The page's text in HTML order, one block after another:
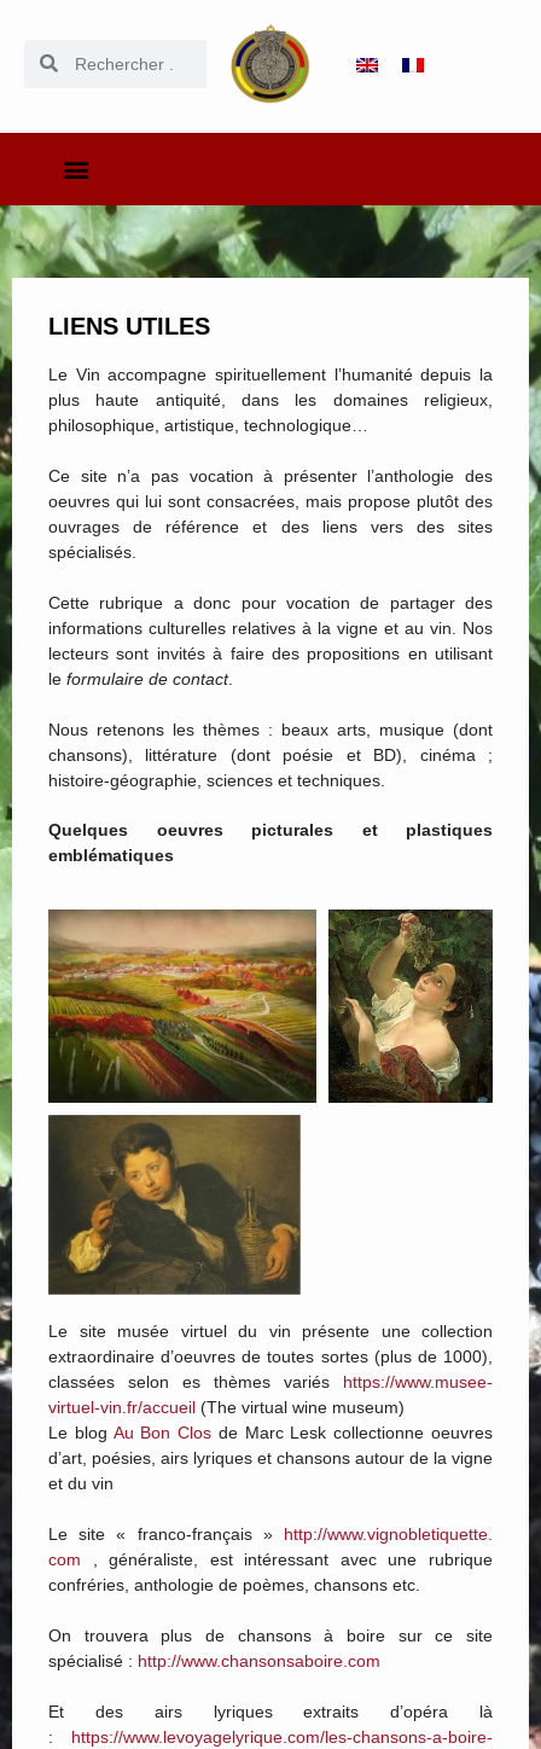
LIENS UTILES
Le Vin accompagne spirituellement l’humanité depuis la
plus haute antiquité, dans les domaines religieux,
philosophique, artistique, technologique…
Ce site n’a pas vocation à présenter l’anthologie des
oeuvres qui lui sont consacrées, mais propose plutôt des
ouvrages de référence et des liens vers des sites
spécialisés.
Cette rubrique a donc pour vocation de partager des
informations culturelles relatives à la vigne et au vin. Nos
lecteurs sont invités à faire des propositions en utilisant
le formulaire de contact.
Nous retenons les thèmes : beaux arts, musique (dont
chansons), littérature (dont poésie et BD), cinéma ;
histoire-géographie, sciences et techniques.
Quelques oeuvres picturales et plastiques
emblématiques
Le site musée virtuel du vin présente une collection
extraordinaire d’oeuvres de toutes sortes (plus de 1000),
classées selon es thèmes variés https://www.musee-
virtuel-vin.fr/accueil (The virtual wine museum)
Le blog Au Bon Clos de Marc Lesk collectionne oeuvres
d’art, poésies, airs lyriques et chansons autour de la vigne
et du vin
Le site « franco-français » http://www.vignobletiquette.
com , généraliste, est intéressant avec une rubrique
confréries, anthologie de poèmes, chansons etc.
On trouvera plus de chansons à boire sur ce site
spécialisé : http://www.chansonsaboire.com
Et des airs lyriques extraits d’opéra là
: https://www.levoyagelyrique.com/les-chansons-a-boire-